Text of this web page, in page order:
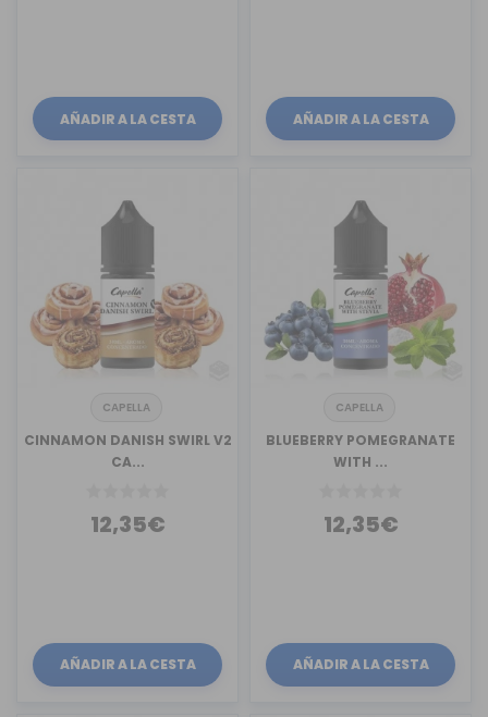
AÑADIR A LA CESTA AÑADIR A LA CESTA
CAPELLA
CINNAMON DANISH SWIRL V2
CA...
12,35€
AÑADIR A LA CESTA
CAPELLA
BLUEBERRY POMEGRANATE
WITH ...
12,35€
AÑADIR A LA CESTA